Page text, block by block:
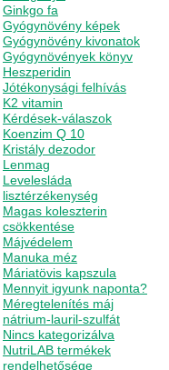
Ginkgo fa
Gyógynövény képek
Gyógynövény kivonatok
Gyógynövények könyv
Heszperidin
Jótékonysági felhívás
K2 vitamin
Kérdések-válaszok
Koenzim Q 10
Kristály dezodor
Lenmag
Levelesláda
lisztérzékenység
Magas koleszterin
csökkentése
Májvédelem
Manuka méz
Máriatövis kapszula
Mennyit igyunk naponta?
Méregtelenítés máj
nátrium-lauril-szulfát
Nincs kategorizálva
NutriLAB termékek
rendelhetősége